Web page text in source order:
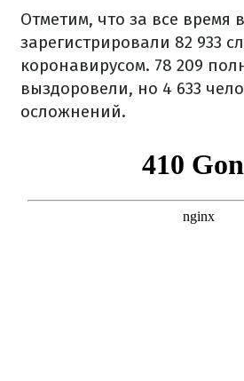
Отметим, что за все время
зарегистрировали 82 933
коронавирусом. 78 209
выздоровели, но 4 633
осложнений.